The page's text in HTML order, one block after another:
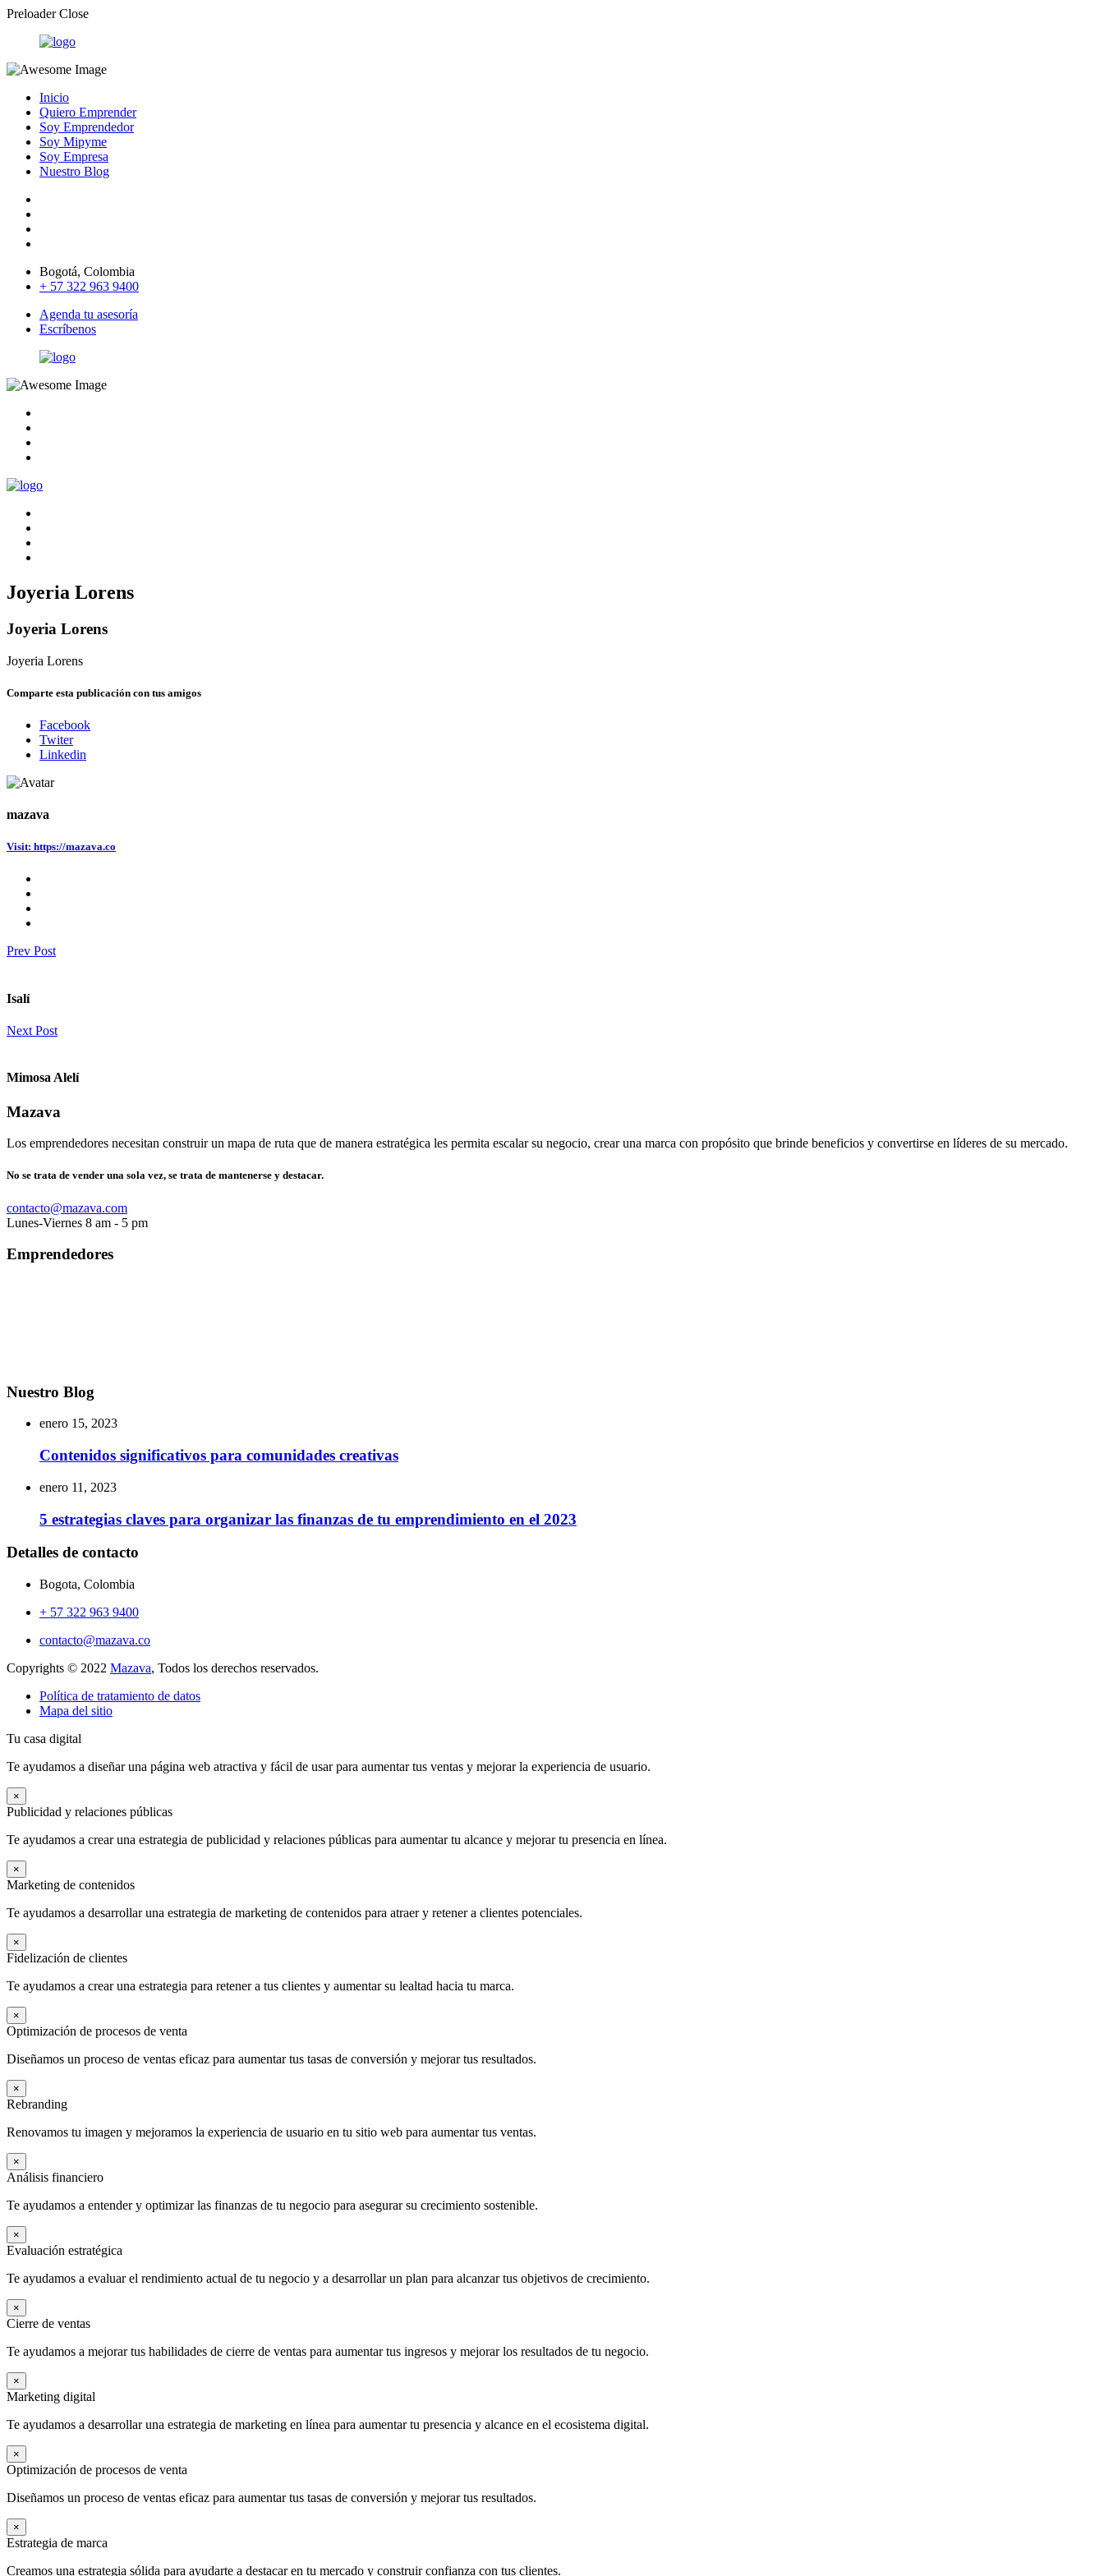
Preloader Close
Inicio
Quiero Emprender
Soy Emprendedor
Soy Mipyme
Soy Empresa
Nuestro Blog
Bogotá, Colombia
+ 57 322 963 9400
Agenda tu asesoría
Escríbenos
Joyeria Lorens
Joyeria Lorens
Joyeria Lorens
Comparte esta publicación con tus amigos
Facebook
Twiter
Linkedin
mazava
Visit: https://mazava.co
Prev Post
Isalí
Next Post
Mimosa Alelí
Mazava
Los emprendedores necesitan construir un mapa de ruta que de manera estratégica les permita escalar su negocio, crear una marca con propósito que brinde beneficios y convertirse en líderes de su mercado.
No se trata de vender una sola vez, se trata de mantenerse y destacar.
contacto@mazava.com
Lunes-Viernes 8 am - 5 pm
Emprendedores
Nuestro Blog
enero 15, 2023
Contenidos significativos para comunidades creativas
enero 11, 2023
5 estrategias claves para organizar las finanzas de tu emprendimiento en el 2023
Detalles de contacto
Bogota, Colombia
+ 57 322 963 9400
contacto@mazava.co
Copyrights © 2022 Mazava, Todos los derechos reservados.
Política de tratamiento de datos
Mapa del sitio
Tu casa digital
Te ayudamos a diseñar una página web atractiva y fácil de usar para aumentar tus ventas y mejorar la experiencia de usuario.
×
Publicidad y relaciones públicas
Te ayudamos a crear una estrategia de publicidad y relaciones públicas para aumentar tu alcance y mejorar tu presencia en línea.
×
Marketing de contenidos
Te ayudamos a desarrollar una estrategia de marketing de contenidos para atraer y retener a clientes potenciales.
×
Fidelización de clientes
Te ayudamos a crear una estrategia para retener a tus clientes y aumentar su lealtad hacia tu marca.
×
Optimización de procesos de venta
Diseñamos un proceso de ventas eficaz para aumentar tus tasas de conversión y mejorar tus resultados.
×
Rebranding
Renovamos tu imagen y mejoramos la experiencia de usuario en tu sitio web para aumentar tus ventas.
×
Análisis financiero
Te ayudamos a entender y optimizar las finanzas de tu negocio para asegurar su crecimiento sostenible.
×
Evaluación estratégica
Te ayudamos a evaluar el rendimiento actual de tu negocio y a desarrollar un plan para alcanzar tus objetivos de crecimiento.
×
Cierre de ventas
Te ayudamos a mejorar tus habilidades de cierre de ventas para aumentar tus ingresos y mejorar los resultados de tu negocio.
×
Marketing digital
Te ayudamos a desarrollar una estrategia de marketing en línea para aumentar tu presencia y alcance en el ecosistema digital.
×
Optimización de procesos de venta
Diseñamos un proceso de ventas eficaz para aumentar tus tasas de conversión y mejorar tus resultados.
×
Estrategia de marca
Creamos una estrategia sólida para ayudarte a destacar en tu mercado y construir confianza con tus clientes.